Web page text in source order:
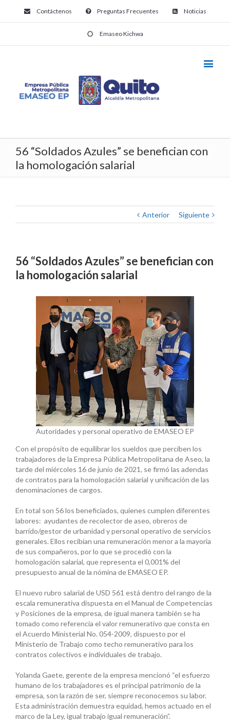
Contáctenos Preguntas Frecuentes Noticias
Emaseo Kichwa
56 “Soldados Azules” se benefician con
la homologación salarial
Anterior Siguiente
56 “Soldados Azules” se benefician con
la homologación salarial
Autoridades y personal operativo de EMASEO EP
Con el propósito de equilibrar los sueldos que perciben los
trabajadores de la Empresa Pública Metropolitana de Aseo, la
tarde del miércoles 16 de junio de 2021, se firmó las adendas
de contratos para la homologación salarial y unificación de las
denominaciones de cargos.
En total son 56 los beneficiados, quienes cumplen diferentes
labores: ayudantes de recolector de aseo, obreros de
barrido/gestor de urbanidad y personal operativo de servicios
generales. Ellos recibían una remuneración menor a la mayoría
de sus compañeros, por lo que se procedió con la
homologación salarial, que representa el 0,001% del
presupuesto anual de la nómina de EMASEO EP.
El nuevo rubro salarial de USD 561 está dentro del rango de la
escala remunerativa dispuesta en el Manual de Competencias
y Posiciones de la empresa, de igual manera también se ha
tomado como referencia el valor remunerativo que consta en
el Acuerdo Ministerial No. 054-2009, dispuesto por el
Ministerio de Trabajo como techo remunerativo para los
contratos colectivos e individuales de trabajo.
Yolanda Gaete, gerente de la empresa mencionó “el esfuerzo
humano de los trabajadores es el principal patrimonio de la
empresa, son la razón de ser, siempre reconocemos su labor.
Esta administración demuestra equidad, hemos actuado en el
marco de la Ley, igual trabajo igual remuneración”.